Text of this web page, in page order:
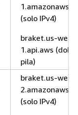
(solo IPv4)
braket.us-west-
1.api.aws (doble
pila)
braket.us-west-
(solo IPv4)